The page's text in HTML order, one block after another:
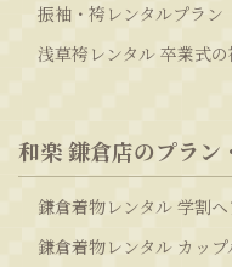
振袖・袴レンタルプラン
浅草袴レンタル 卒業式
和楽 鎌倉店のプラン
鎌倉着物レンタル 学割
鎌倉着物レンタル カッ